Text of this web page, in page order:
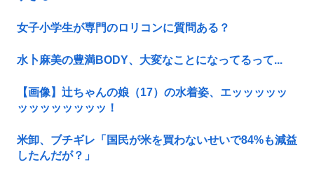
女子小学生が専門のロリコンに質問ある？
水卜麻美の豊満BODY、大変なことになってるって...
【画像】辻ちゃんの娘（17）の水着姿、エッッッッッ
ッッッッッッッッ！
米卸、ブチギレ「国民が米を買わないせいで84%も減益
したんだが？」